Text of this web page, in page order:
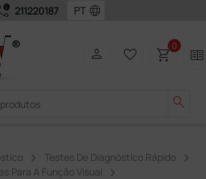
211220187 language
search
person favorite_border shopping_cart0 two_pager
Testes De Diagnóstico Rápido
Para A Função Visual